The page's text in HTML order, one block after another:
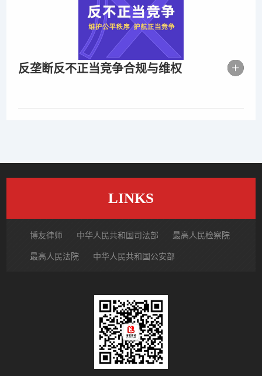
反垄断反不正当竞争合规与维权
LINKS
博友律师 中华人民共和国司法部 最高人民检察院
最高人民法院 中华人民共和国公安部
北京市朝阳区律师协会 中国裁判文书网